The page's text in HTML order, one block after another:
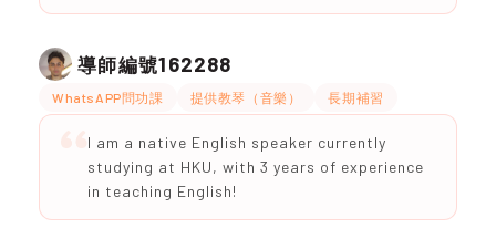
導師編號162288
WhatsAPP問功課 提供教琴（音樂） 長期補習
I am a native English speaker currently
studying at HKU, with 3 years of experience
in teaching English!